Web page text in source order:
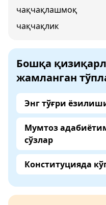
чақчақлашмоқ
чақчақлик
Бошқа
жамланган
Энг тўғри
Мумтоз
сўзлар
Конституцияда